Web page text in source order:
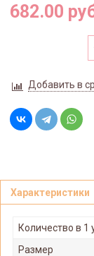
682.00
Добавить в
Характеристики
Количество в 1
Размер